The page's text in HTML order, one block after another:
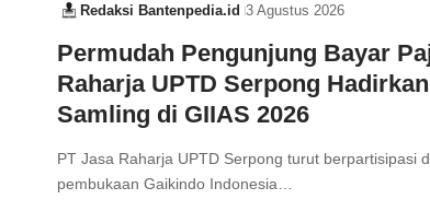
Redaksi Bantenpedia.id 3 Agustus 2026
Permudah Pengunjung Bayar
Raharja UPTD Serpong Hadirkan
Samling di GIIAS 2026
PT Jasa Raharja UPTD Serpong turut berpartisipasi
pembukaan Gaikindo Indonesia…